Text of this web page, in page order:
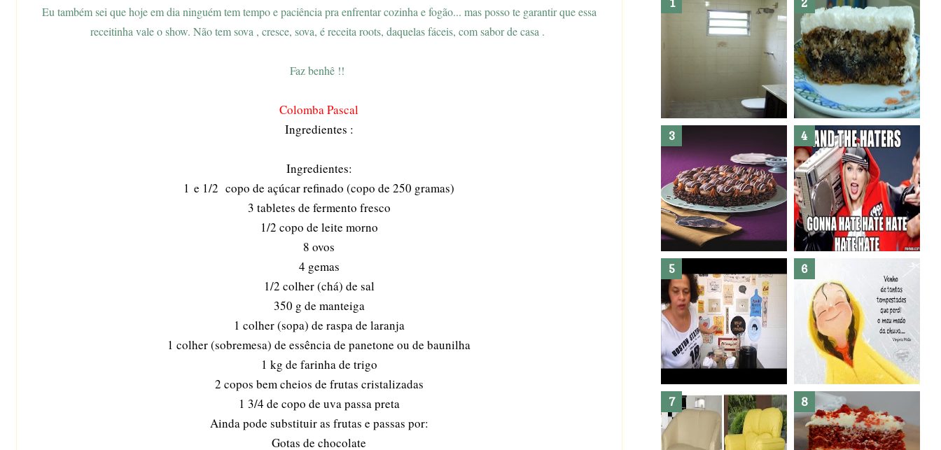
Eu também sei que hoje em dia ninguém tem tempo e paciência pra enfrentar cozinha e fogão... mas posso te garantir que essa
receitinha vale o show. Não tem sova , cresce, sova, é receita roots, daquelas fáceis, com sabor de casa .
Faz benhê !!
Colomba Pascal
Ingredientes :
Ingredientes:
1 e 1/2 copo de açúcar refinado (copo de 250 gramas)
3 tabletes de fermento fresco
1/2 copo de leite morno
8 ovos
4 gemas
1/2 colher (chá) de sal
350 g de manteiga
1 colher (sopa) de raspa de laranja
1 colher (sobremesa) de essência de panetone ou de baunilha
1 kg de farinha de trigo
2 copos bem cheios de frutas cristalizadas
1 3/4 de copo de uva passa preta
Ainda pode substituir as frutas e passas por:
Gotas de chocolate
Banheiro novo por menos de
R$300,00 ?? E sem quebra
quebra ??( Editado)
Posso congelar bolo ??
Dez bolos pra fazer antes de
morrer !
Haters, como surgiram?